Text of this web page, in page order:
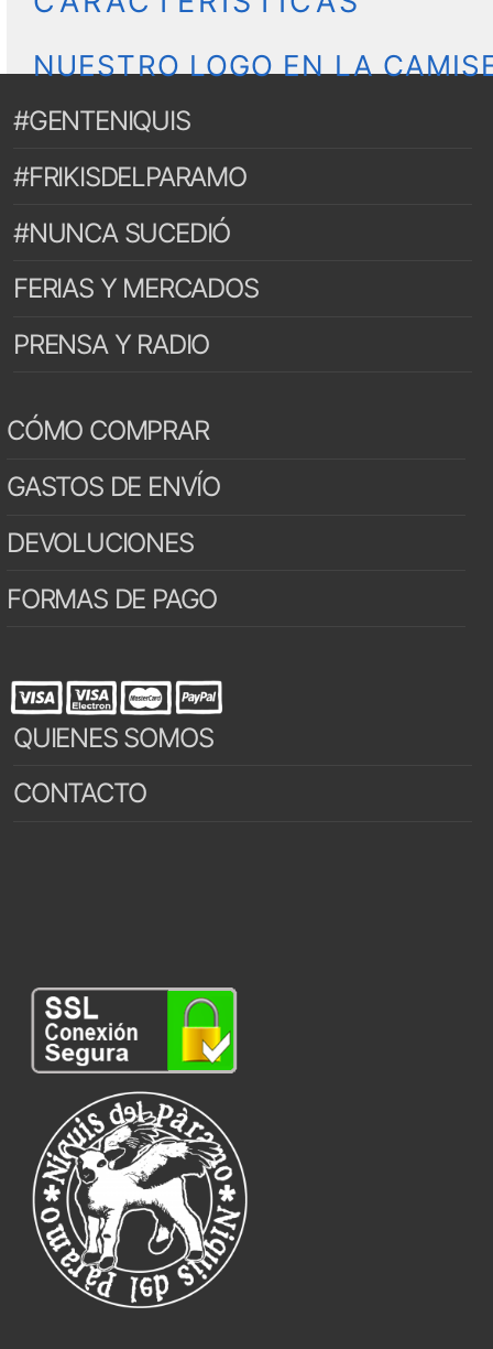
NUESTRO LOGO EN LA
#GENTENIQUIS
#FRIKISDELPARAMO
#NUNCA SUCEDIÓ
FERIAS Y MERCADOS
PRENSA Y RADIO
CÓMO COMPRAR
GASTOS DE ENVÍO
DEVOLUCIONES
FORMAS DE PAGO
QUIENES SOMOS
CONTACTO